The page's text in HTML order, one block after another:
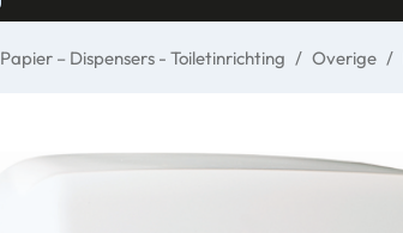
Papier – Dispensers - Toiletinrichting / Overige /